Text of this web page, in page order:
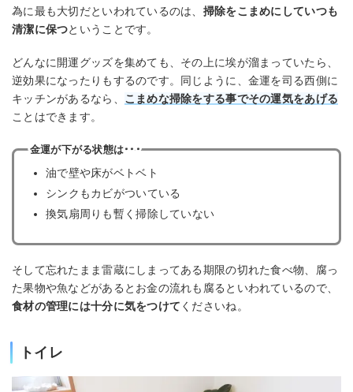
為に最も大切だといわれているのは、 掃除をこまめにしていつも
清潔に保つということです。
どんなに開運グッズを集めても、その上に埃が溜まっていたら、
逆効果になったりもするのです。同じように、金運を司る西側に
キッチンがあるなら、 こまめな掃除をする事でその運気をあげる
ことはできます。
金運が下がる状態は･･･
油で壁や床がベトベト
シンクもカビがついている
換気扇周りも暫く掃除していない
そして忘れたまま雷蔵にしまってある期限の切れた食べ物、腐っ
た果物や魚などがあるとお金の流れも腐るといわれているので、
食材の管理には十分に気をつけて くださいね。
トイレ